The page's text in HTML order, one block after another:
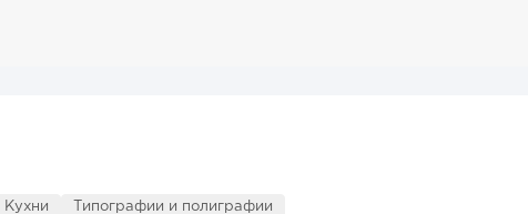
Кухни Типографии и полиграфии